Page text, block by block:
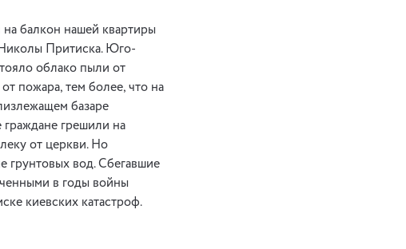
балкон нашей квартиры
Притиска. Юго-
облако пыли от
пожара, тем более, что на
базаре
граждане грешили на
от церкви. Но
грунтовых вод. Сбегавшие
в годы войны
киевских катастроф.